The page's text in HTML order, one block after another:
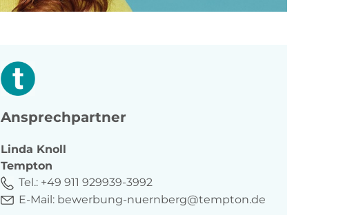
Ansprechpartner
Linda Knoll
Tempton
Tel.: +49 911 929939-3992
E-Mail: bewerbung-nuernberg@tempton.de